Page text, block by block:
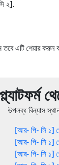
২].
এটি শেয়ার করুন
উপলব্ধ বিন্যাস
[আর- পি- সি ১]
[আর- পি- সি ১]
[আর- পি- সি ১]